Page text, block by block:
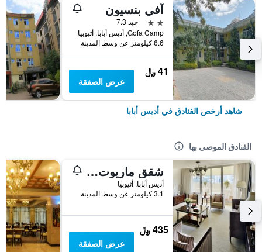
آفي بنسيون
2 نجمتين
جيد 7.3
Gofa Camp, أديس أبابا, أثيوبيا
6.6 كيلومتر عن وسط المدينة
41 ﷼
عرض الصفقة
شاهد أرخص الفنادق في أديس أبابا
الفنادق الموصى بها
شقق ماريوت التنفيذية أديس أبابا
أديس أبابا, أثيوبيا
3.1 كيلومتر عن وسط المدينة
435 ﷼
عرض الصفقة